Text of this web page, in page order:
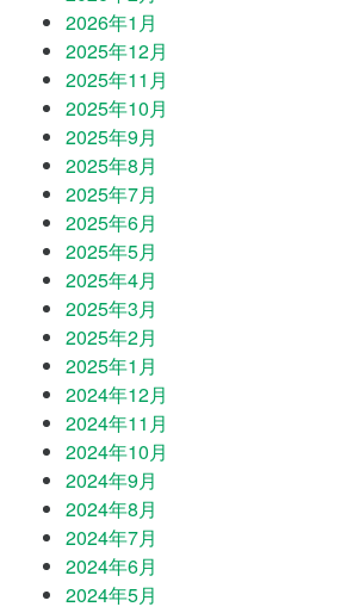
2026年1月
2025年12月
2025年11月
2025年10月
2025年9月
2025年8月
2025年7月
2025年6月
2025年5月
2025年4月
2025年3月
2025年2月
2025年1月
2024年12月
2024年11月
2024年10月
2024年9月
2024年8月
2024年7月
2024年6月
2024年5月